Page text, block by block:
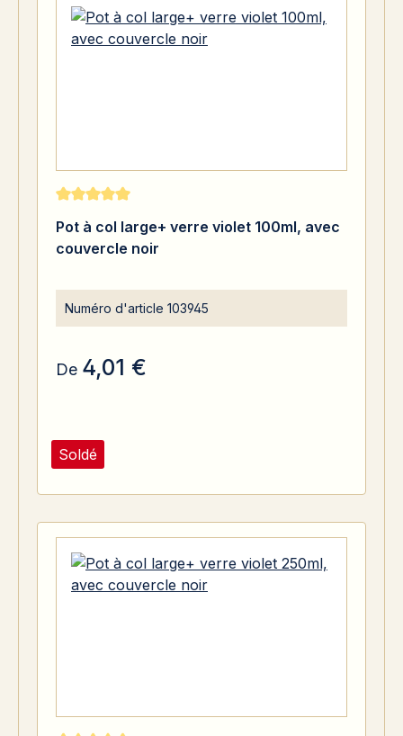
Soldé
Note moyenne de 5 sur 5 étoiles
Pot à col large+ verre violet 100ml, avec
couvercle noir
Numéro d'article 103945
De 4,01 €